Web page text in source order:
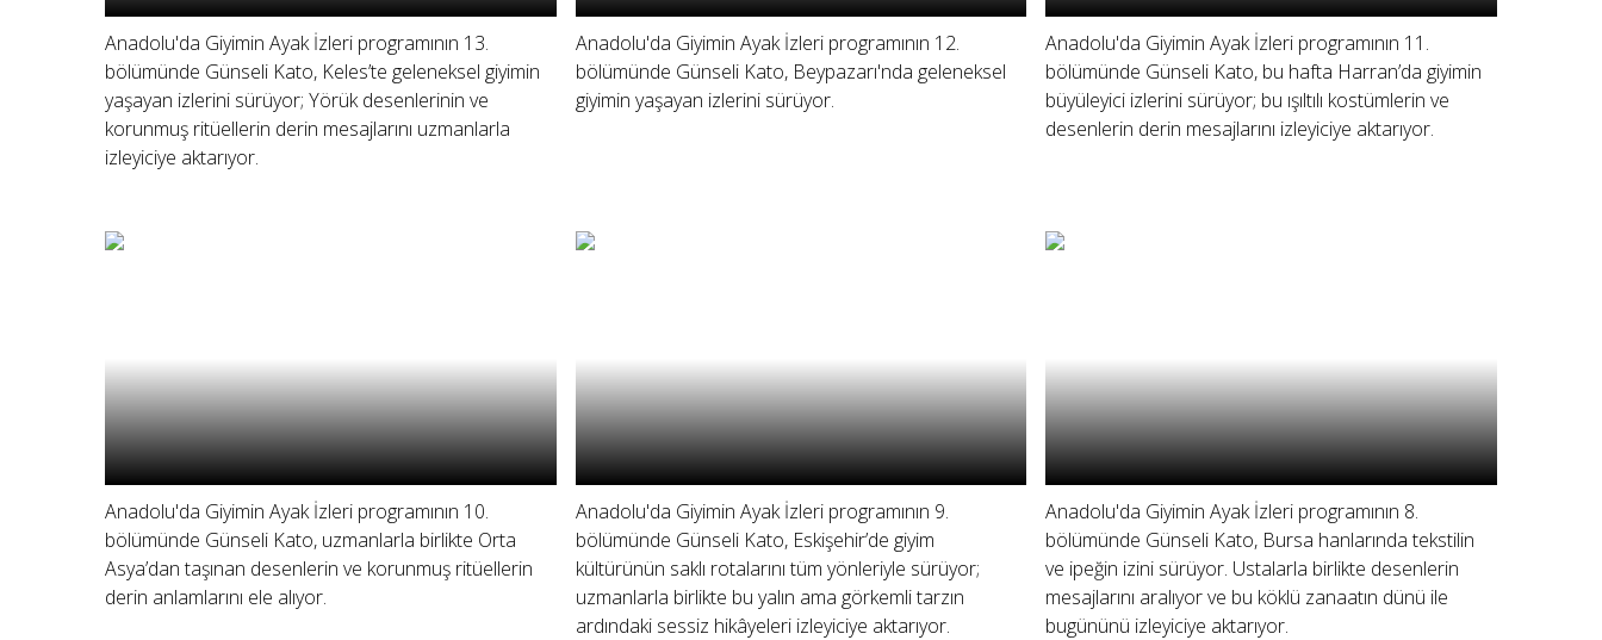
Anadolu'da Giyimin Ayak İzleri programının 13.
bölümünde Günseli Kato, Keles’te geleneksel giyimin
yaşayan izlerini sürüyor; Yörük desenlerinin ve
korunmuş ritüellerin derin mesajlarını uzmanlarla
izleyiciye aktarıyor.
Anadolu'da Giyimin Ayak İzleri programının 12.
bölümünde Günseli Kato, Beypazarı'nda geleneksel
giyimin yaşayan izlerini sürüyor.
Anadolu'da Giyimin Ayak İzleri programının 11.
bölümünde Günseli Kato, bu hafta Harran’da giyimin
büyüleyici izlerini sürüyor; bu ışıltılı kostümlerin ve
desenlerin derin mesajlarını izleyiciye aktarıyor.
Anadolu'da Giyimin Ayak İzleri programının 10.
bölümünde Günseli Kato, uzmanlarla birlikte Orta
Asya’dan taşınan desenlerin ve korunmuş ritüellerin
derin anlamlarını ele alıyor.
Anadolu'da Giyimin Ayak İzleri programının 9.
bölümünde Günseli Kato, Eskişehir’de giyim
kültürünün saklı rotalarını tüm yönleriyle sürüyor;
uzmanlarla birlikte bu yalın ama görkemli tarzın
ardındaki sessiz hikâyeleri izleyiciye aktarıyor.
Anadolu'da Giyimin Ayak İzleri programının 8.
bölümünde Günseli Kato, Bursa hanlarında tekstilin
ve ipeğin izini sürüyor. Ustalarla birlikte desenlerin
mesajlarını aralıyor ve bu köklü zanaatın dünü ile
bugününü izleyiciye aktarıyor.